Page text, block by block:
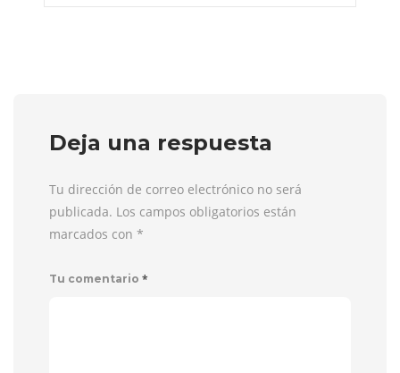
Deja una respuesta
Tu dirección de correo electrónico no será
publicada. Los campos obligatorios están
marcados con *
Tu comentario *